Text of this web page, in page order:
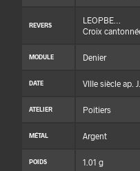
REVERS
LEOPBE…
Croix
MODULE Denier
DATE VIIIe siècle ap.
ATELIER Poitiers
MÉTAL Argent
POIDS 1.01 g